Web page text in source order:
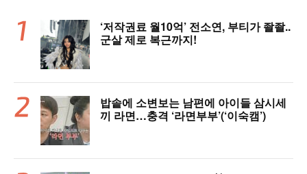
‘저작권료 월10억’ 전소연, 부티가 좔좔..
군살 제로 복근까지!
밥솥에 소변보는 남편에 아이들 삼시세
끼 라면…충격 ‘라면부부’(‘이숙캠’)